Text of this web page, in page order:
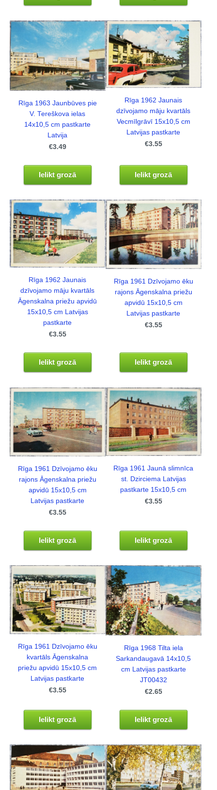
Rīga 1963 Jaunbūves pie
V. Tereškova ielas
14x10,5 cm pastkarte
Latvija
€3.49
Ielikt grozā
Rīga 1962 Jaunais
dzīvojamo māju kvartāls
Vecmīlgrāvī 15x10,5 cm
Latvijas pastkarte
€3.55
Ielikt grozā
Rīga 1962 Jaunais
dzīvojamo māju kvartāls
Āgenskalna priežu apvidū
15x10,5 cm Latvijas
pastkarte
€3.55
Ielikt grozā
Rīga 1961 Dzīvojamo ēku
rajons Āgenskalna priežu
apvidū 15x10,5 cm
Latvijas pastkarte
€3.55
Ielikt grozā
Rīga 1961 Dzīvojamo ēku
rajons Āgenskalna priežu
apvidū 15x10,5 cm
Latvijas pastkarte
€3.55
Ielikt grozā
Rīga 1961 Jaunā slimnīca
st. Dzirciema Latvijas
pastkarte 15x10,5 cm
€3.55
Ielikt grozā
Rīga 1961 Dzīvojamo ēku
kvartāls Āgenskalna
priežu apvidū 15x10,5 cm
Latvijas pastkarte
€3.55
Ielikt grozā
Rīga 1968 Tilta iela
Sarkandaugavā 14x10,5
cm Latvijas pastkarte
JT00432
€2.65
Ielikt grozā